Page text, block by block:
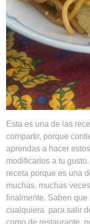
Esta es una de las
compartir, porque
aprendas a hacer
modificarlos a tu
receta porque es una
muchas, muchas
finalmente. Saben
cualquiera para salir